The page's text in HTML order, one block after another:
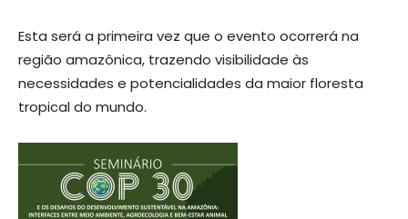
Esta será a primeira vez que o evento ocorrerá na
região amazônica, trazendo visibilidade às
necessidades e potencialidades da maior floresta
tropical do mundo.